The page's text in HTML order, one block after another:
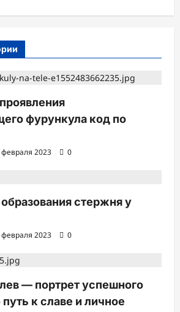
фурункула код по
2023
0
стержня у
2023
0
— портрет успешного
к славе и личное